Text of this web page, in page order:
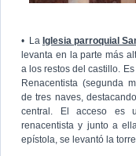
• La Iglesia parroquial
levanta en la parte más
a los restos del castillo.
Renacentista (segunda
de tres naves,
central. El acceso es
renacentista y junto a
epístola, se levantó la